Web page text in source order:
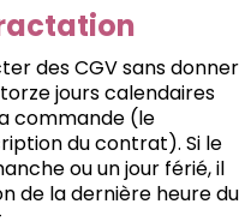
des CGV sans donner
jours calendaires
commande (le
du contrat). Si le
ou un jour férié, il
de la dernière heure du